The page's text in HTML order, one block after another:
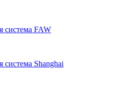
система FAW
система Shanghai